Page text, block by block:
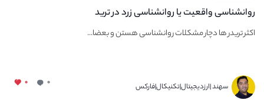
روانشناسی واقعیت یا روانشناسی زرد در ترید
اکثر تریدر ها دچار مشکلات روانشناسی هستن و بعضا...
سهند |ارزدیجیتال|تکنیکال|فارکس ۰ ۰